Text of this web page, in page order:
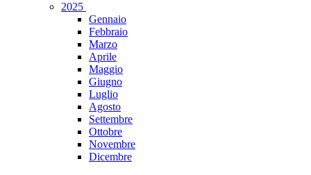
2025
Gennaio
Febbraio
Marzo
Aprile
Maggio
Giugno
Luglio
Agosto
Settembre
Ottobre
Novembre
Dicembre